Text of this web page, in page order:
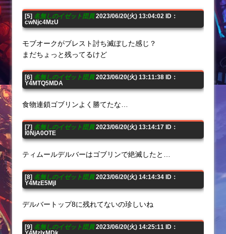
[5] 名無しのイゼット団員2023/06/20(火) 13:04:02 ID：
cwNjc4MzU
モブオークがブレスト討ち滅ぼした感じ？
まだちょっと残ってるけど
[6] 名無しのイゼット団員2023/06/20(火) 13:11:38 ID：
Y4MTQ5MDA
食物連鎖ゴブリンよく勝てたな…
[7] 名無しのイゼット団員2023/06/20(火) 13:14:17 ID：
I0NjA0OTE
ティムールデルバーはゴブリンで絶滅したと…
[8] 名無しのイゼット団員2023/06/20(火) 14:14:34 ID：
Y4MzE5MjI
デルバートップ8に残れてないの珍しいね
[9] 名無しのイゼット団員2023/06/20(火) 14:25:11 ID：